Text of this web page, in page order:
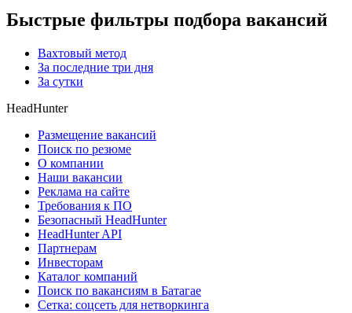
Быстрые фильтры подбора вакансий
Вахтовый метод
За последние три дня
За сутки
HeadHunter
Размещение вакансий
Поиск по резюме
О компании
Наши вакансии
Реклама на сайте
Требования к ПО
Безопасный HeadHunter
HeadHunter API
Партнерам
Инвесторам
Каталог компаний
Поиск по вакансиям в Батагае
Сетка: соцсеть для нетворкинга